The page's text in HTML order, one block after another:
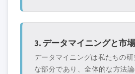
3. データマイニングと市
データマイニングは私たちの
な部分であり、全体的な方法